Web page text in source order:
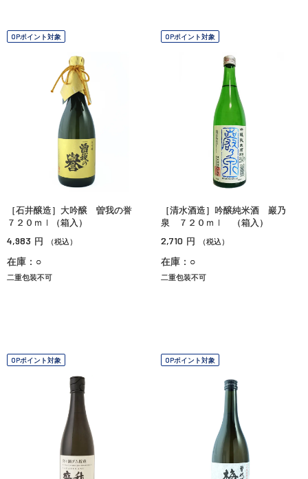
OPポイント対象
［石井醸造］大吟醸 曽我の誉
７２０ｍｌ（箱入）
4,983 円 （税込）
在庫：○
二重包装不可
OPポイント対象
［清水酒造］吟醸純米酒 巖乃
泉 ７２０ｍｌ （箱入）
2,710 円 （税込）
在庫：○
二重包装不可
OPポイント対象 OPポイント対象